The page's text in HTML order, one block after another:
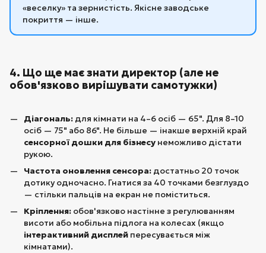
«веселку» та зернистість. Якісне заводське
покриття — інше.
4. Що ще має знати директор (але не
обов'язково вирішувати самотужки)
Діагональ: для кімнати на 4–6 осіб — 65". Для 8–10
осіб — 75" або 86". Не більше — інакше верхній край
сенсорної дошки для бізнесу неможливо дістати
рукою.
Частота оновлення сенсора: достатньо 20 точок
дотику одночасно. Гнатися за 40 точками безглуздо
— стільки пальців на екран не поміститься.
Кріплення: обов'язково настінне з регулюванням
висоти або мобільна підлога на колесах (якщо
інтерактивний дисплей пересувається між
кімнатами).